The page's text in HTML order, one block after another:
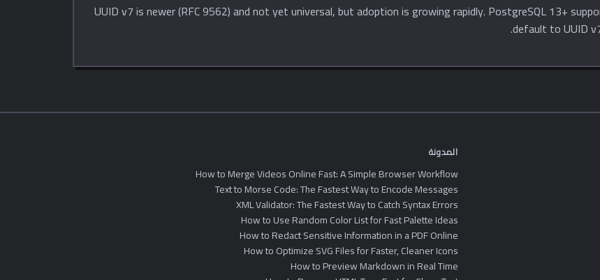
UUID v7 is newer (RFC 9562) and not yet universal, but adoption is growing rapidly. PostgreSQL 13+
default to UUID
المدونة
How to Merge Videos Online Fast: A Simple Browser Workflow
Text to Morse Code: The Fastest Way to Encode Messages
XML Validator: The Fastest Way to Catch Syntax Errors
How to Use Random Color List for Fast Palette Ideas
How to Redact Sensitive Information in a PDF Online
How to Optimize SVG Files for Faster, Cleaner Icons
How to Preview Markdown in Real Time